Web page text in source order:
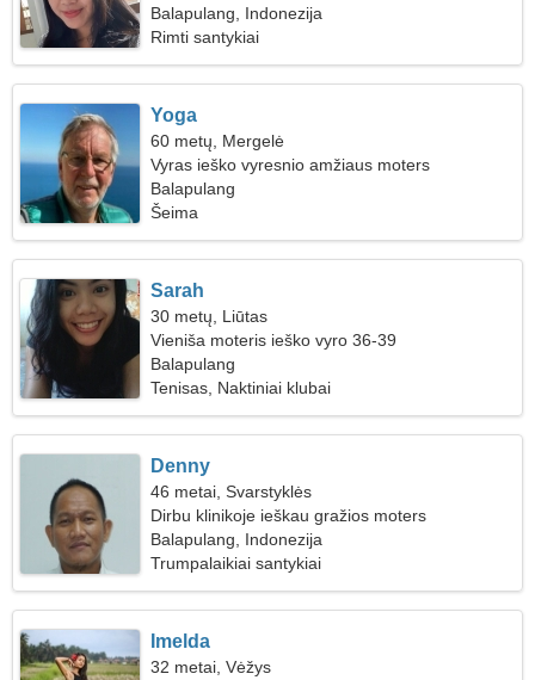
Balapulang, Indonezija
Rimti santykiai
Yoga
60 metų, Mergelė
Vyras ieško vyresnio amžiaus moters
Balapulang
Šeima
Sarah
30 metų, Liūtas
Vieniša moteris ieško vyro 36-39
Balapulang
Tenisas, Naktiniai klubai
Denny
46 metai, Svarstyklės
Dirbu klinikoje ieškau gražios moters
Balapulang, Indonezija
Trumpalaikiai santykiai
Imelda
32 metai, Vėžys